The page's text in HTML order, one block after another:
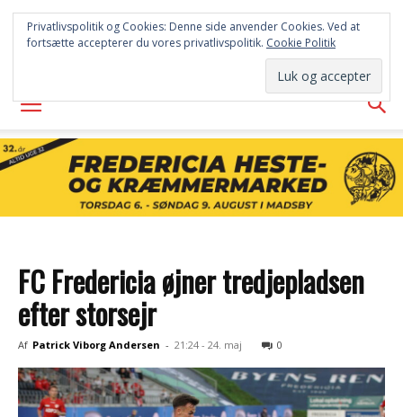
FREDERICIA
AVISEN
FC Fredericia øjner tredjepladsen
efter storsejr
Af Patrick Viborg Andersen - 21:24 - 24. maj 0
Privatlivspolitik og Cookies: Denne side anvender Cookies. Ved at
fortsætte accepterer du vores privatlivspolitik. Cookie Politik